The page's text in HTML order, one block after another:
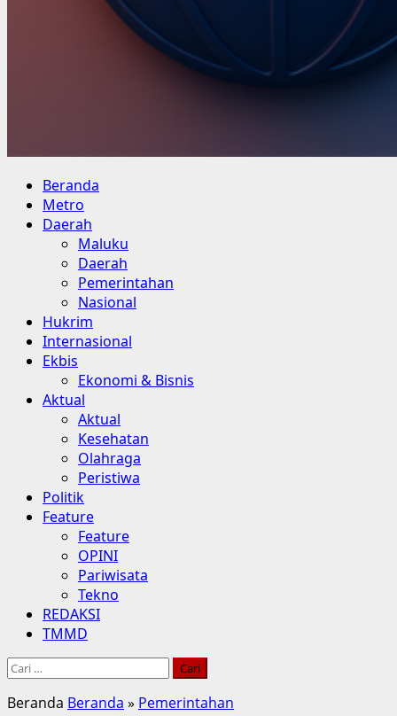
Primary
Menu
Beranda
Metro
Daerah
Maluku
Daerah
Pemerintahan
Nasional
Hukrim
Internasional
Ekbis
Ekonomi & Bisnis
Aktual
Aktual
Kesehatan
Olahraga
Peristiwa
Politik
Feature
Feature
OPINI
Pariwisata
Tekno
REDAKSI
TMMD
Cari
Beranda Beranda » Pemerintahan